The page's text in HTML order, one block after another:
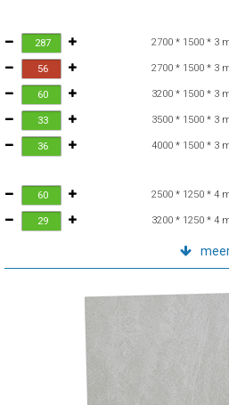
2700 * 1500 * 3
2700 * 1500 * 3
3200 * 1500 * 3
3500 * 1500 * 3
4000 * 1500 * 3
2500 * 1250 * 4
3200 * 1250 * 4